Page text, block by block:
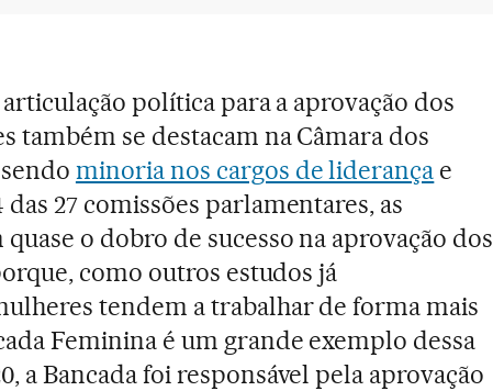
política para a aprovação dos
também se destacam na Câmara dos
minoria nos cargos de liderança e
27 comissões parlamentares, as
o dobro de sucesso na aprovação dos
como outros estudos já
tendem a trabalhar de forma mais
Feminina é um grande exemplo dessa
a Bancada foi responsável pela aprovação